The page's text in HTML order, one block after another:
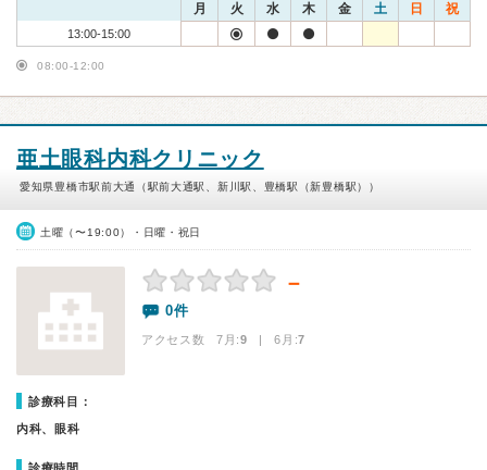
月 火 水 木 金 土 日 祝
13:00-15:00
08:00-12:00
亜土眼科内科クリニック
愛知県豊橋市駅前大通（駅前大通駅、新川駅、豊橋駅（新豊橋駅））
土曜（〜19:00）・日曜・祝日
－
0件
アクセス数 7月:9 | 6月:7
診療科目：
内科、眼科